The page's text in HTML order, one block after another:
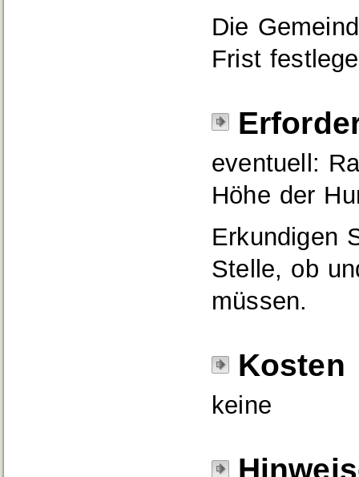
Die
Frist
eventuell:
Höhe der
Erkundigen
Stelle, ob
müssen.
Kosten
keine